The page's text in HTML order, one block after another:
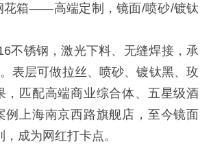
花箱——高端定制，镜面/喷砂/镀钛
不锈钢，激光下料、无缝焊接，承
表层可做拉丝、喷砂、镀钛黑、玫
，匹配高端商业综合体、五星级酒
例上海南京西路旗舰店，至今镜面
成为网红打卡点。